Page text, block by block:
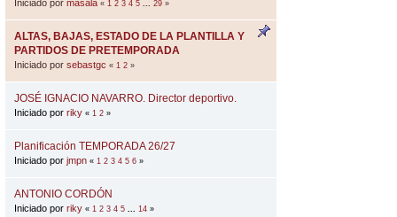
Iniciado por masala « 1 2 3 4 5 29 »
ALTAS, BAJAS, ESTADO DE LA PLANTILLA Y
PARTIDOS DE PRETEMPORADA
Iniciado por sebastgc « 1 2 »
JOSÉ IGNACIO NAVARRO. Director deportivo.
Iniciado por riky « 1 2 »
Planificación TEMPORADA 26/27
Iniciado por jmpn « 1 2 3 4 5 6 »
ANTONIO CORDÓN
Iniciado por riky « 1 2 3 4 5 14 »